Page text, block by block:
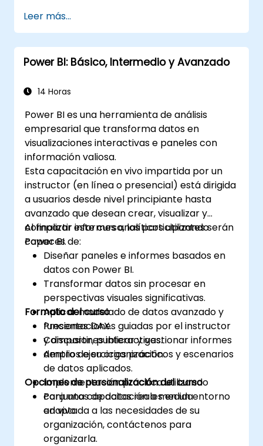
Leer más...
Power BI: Básico, Intermedio y Avanzado
14 Horas
Power BI es una herramienta de análisis
empresarial que transforma datos en
visualizaciones interactivas e paneles con
información valiosa.
Esta capacitación en vivo impartida por un
instructor (en línea o presencial) está dirigida
a usuarios desde nivel principiante hasta
avanzado que desean crear, visualizar y
compartir informes analíticos utilizando
Power BI.
Al finalizar este curso, los participantes serán
capaces de:
Diseñar paneles e informes basados en
datos con Power BI.
Transformar datos sin procesar en
perspectivas visuales significativas.
Aplicar modelado de datos avanzado y
funciones DAX.
Compartir, publicar y gestionar informes
dentro de su organización.
Formato del curso
Presentaciones guiadas por el instructor
y discusiones interactivas.
Amplios ejercicios prácticos y escenarios
de datos aplicados.
Implementación práctica utilizando
conjuntos de datos reales en un entorno
en vivo.
Opciones de personalización del curso
Para una capacitación a medida
adaptada a las necesidades de su
organización, contáctenos para
organizarla.